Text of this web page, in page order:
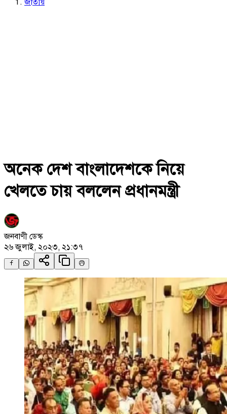
জাতীয়
অনেক দেশ বাংলাদেশকে নিয়ে
খেলতে চায় বললেন প্রধানমন্ত্রী
জনবাণী ডেস্ক
২৬ জুলাই, ২০২৩, ২১:৩৭